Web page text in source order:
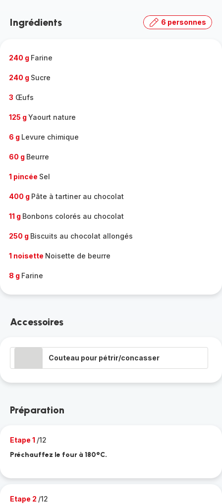
gamme
Ingrédients 6 personnes
240 g Farine
240 g Sucre
3 Œufs
125 g Yaourt nature
6 g Levure chimique
60 g Beurre
1 pincée Sel
400 g Pâte à tartiner au chocolat
11 g Bonbons colorés au chocolat
250 g Biscuits au chocolat allongés
1 noisette Noisette de beurre
8 g Farine
Accessoires
Couteau pour pétrir/concasser
Préparation
Etape 1 /12
Préchauffez le four à 180°C.
Etape 2 /12